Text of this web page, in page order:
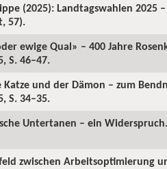
(2025): Landtagswahlen 2025
57).
ewige Qual» – 400 Jahre
S. 46–47.
Katze und der Dämon – zum
S. 34–35.
Untertanen – ein
zwischen Arbeitsoptimierung